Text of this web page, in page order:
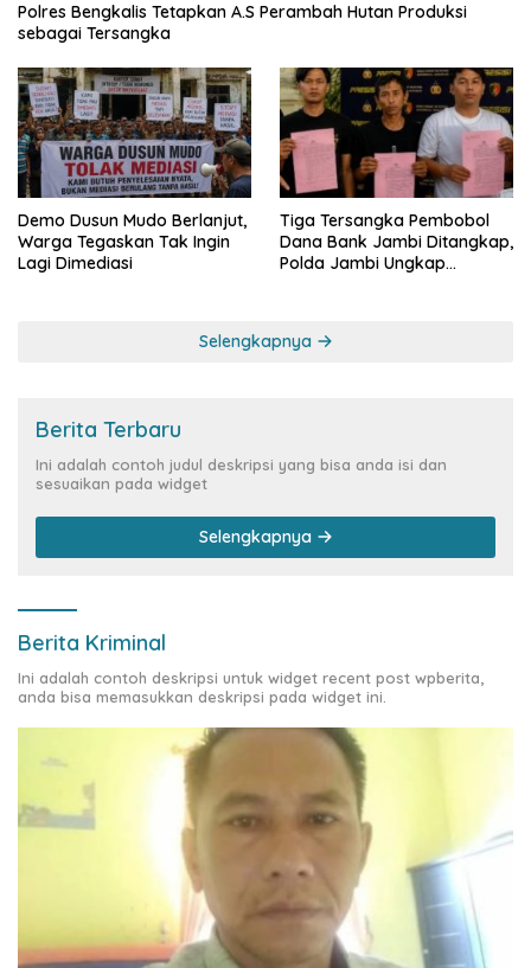
Polres Bengkalis Tetapkan A.S Perambah Hutan Produksi
sebagai Tersangka
Demo Dusun Mudo Berlanjut,
Warga Tegaskan Tak Ingin
Lagi Dimediasi
Tiga Tersangka Pembobol
Dana Bank Jambi Ditangkap,
Polda Jambi Ungkap
Selengkapnya
Berita Terbaru
Ini adalah contoh judul deskripsi yang bisa anda isi dan
sesuaikan pada widget
Selengkapnya
Berita Kriminal
Ini adalah contoh deskripsi untuk widget recent post wpberita,
anda bisa memasukkan deskripsi pada widget ini.